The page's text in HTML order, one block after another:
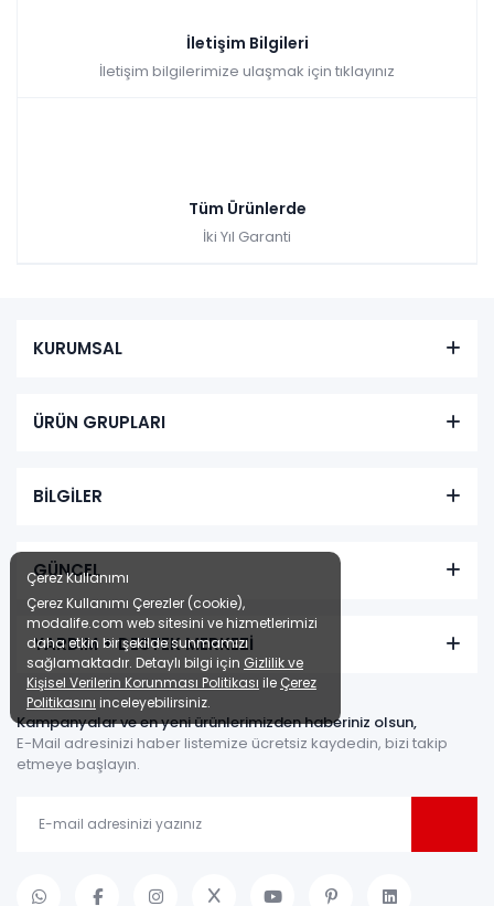
İletişim Bilgileri
İletişim bilgilerimize ulaşmak için tıklayınız
Tüm Ürünlerde
İki Yıl Garanti
KURUMSAL
ÜRÜN GRUPLARI
BİLGİLER
GÜNCEL
YARDIM + DESTEK MERKEZİ
Kampanyalar ve en yeni ürünlerimizden haberiniz olsun,
E-Mail adresinizi haber listemize ücretsiz kaydedin, bizi takip
etmeye başlayın.
Çerez Kullanımı
Çerez Kullanımı Çerezler (cookie),
modalife.com web sitesini ve hizmetlerimizi
daha etkin bir şekilde sunmamızı
sağlamaktadır. Detaylı bilgi için Gizlilik ve
Kişisel Verilerin Korunması Politikası ile Çerez
Politikasını inceleyebilirsiniz.